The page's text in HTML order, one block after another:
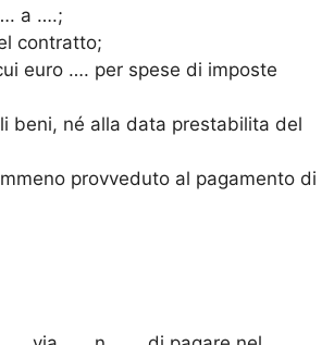
a ….;
contratto;
euro …. per spese di imposte
beni, né alla data prestabilita del
provveduto al pagamento di